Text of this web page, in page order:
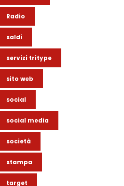
Radio
saldi
servizi tritype
sito web
social
social media
società
stampa
target